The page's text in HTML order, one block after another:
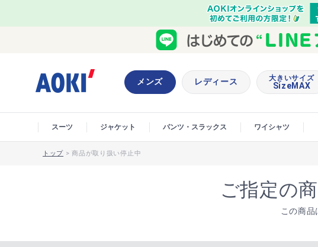
メンズ レディース 大きいサイズ
SizeMAX
スーツ ジャケット パンツ・スラックス ワイシャツ
トップ >商品が取り扱い停止中
ご指定の
この商品